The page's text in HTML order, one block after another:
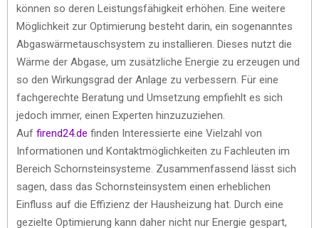
können so deren Leistungsfähigkeit erhöhen. Eine weitere
Möglichkeit zur Optimierung besteht darin, ein sogenanntes
Abgaswärmetauschsystem zu installieren. Dieses nutzt die
Wärme der Abgase, um zusätzliche Energie zu erzeugen und
so den Wirkungsgrad der Anlage zu verbessern. Für eine
fachgerechte Beratung und Umsetzung empfiehlt es sich
jedoch immer, einen Experten hinzuzuziehen.
Auf firend24.de finden Interessierte eine Vielzahl von
Informationen und Kontaktmöglichkeiten zu Fachleuten im
Bereich Schornsteinsysteme. Zusammenfassend lässt sich
sagen, dass das Schornsteinsystem einen erheblichen
Einfluss auf die Effizienz der Hausheizung hat. Durch eine
gezielte Optimierung kann daher nicht nur Energie gespart,